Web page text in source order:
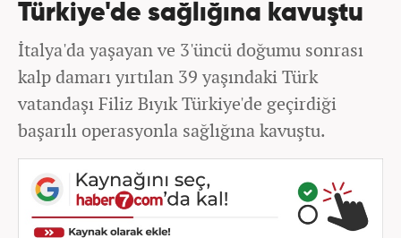
Türkiye'de sağlığına kavuştu
İtalya'da yaşayan ve 3'üncü doğumu sonrası
kalp damarı yırtılan 39 yaşındaki Türk
vatandaşı Filiz Bıyık Türkiye'de geçirdiği
başarılı operasyonla sağlığına kavuştu.